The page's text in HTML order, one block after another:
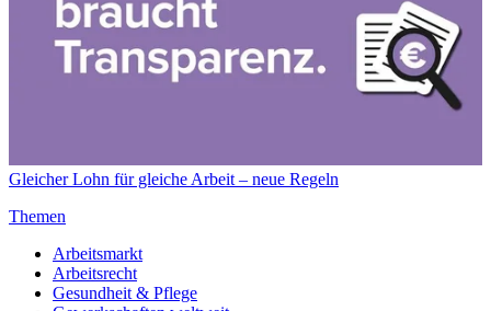
Gleicher Lohn für gleiche Arbeit – neue Regeln
Themen
Arbeitsmarkt
Arbeitsrecht
Gesundheit & Pflege